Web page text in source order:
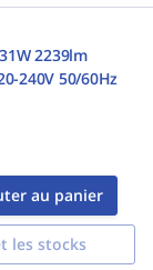
2239lm
240V 50/60Hz
au panier
les stocks